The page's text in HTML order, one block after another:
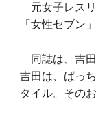
元女子レスリ
「女性セブン
同誌は、吉田
吉田は、ばっ
タイル。その